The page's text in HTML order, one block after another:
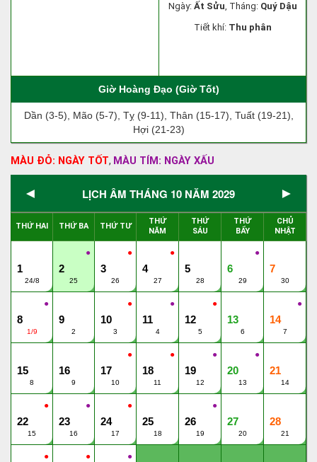
Ngày: Ất Sửu, Tháng: Quý Dậu
Tiết khí: Thu phân
Giờ Hoàng Đạo (Giờ Tốt)
Dần (3-5), Mão (5-7), Tỵ (9-11), Thân (15-17), Tuất (19-21),
Hợi (21-23)
MÀU ĐỎ: NGÀY TỐT, MÀU TÍM: NGÀY XẤU
◄ LỊCH ÂM THÁNG 10 NĂM 2029 ►
THỨ HAI THỨ BA THỨ TƯ
THỨ
NĂM
THỨ
SÁU
THỨ
BẨY
CHỦ
NHẬT
1
24/8
●
2
25
●
3
26
●
4
27
5
28
●
6
29
7
30
●
8
1/9
9
2
●
10
3
●
11
4
●
12
5
13
6
●
14
7
15
8
16
9
●
17
10
●
18
11
●
19
12
●
20
13
21
14
●
22
15
●
23
16
●
24
17
25
18
●
26
19
27
20
28
21
● ● ●